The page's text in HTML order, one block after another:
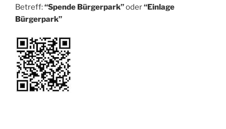
Betreff:“Spende Bürgerpark”oder“Einlage
Bürgerpark”